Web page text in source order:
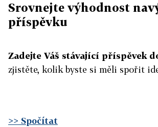
Srovnejte výhodnost
příspěvku
Zadejte Váš stávající příspěvek
zjistěte, kolik byste si měli spořit
>> Spočítat